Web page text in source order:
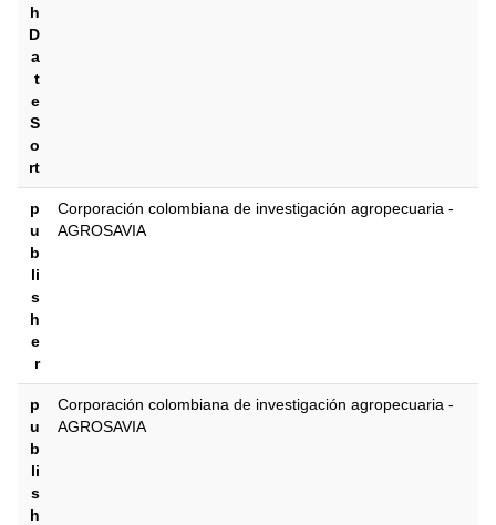
h
D
a
t
e
S
o
rt
p
u
b
li
s
h
e
r
‎‎Corporación colombiana de investigación agropecuaria -
AGROSAVIA
p
u
b
li
s
h
‎‎Corporación colombiana de investigación agropecuaria -
AGROSAVIA